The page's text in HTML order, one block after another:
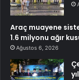
Araç muayene
1.6 milyonu ağır
Ağustos 6, 2026